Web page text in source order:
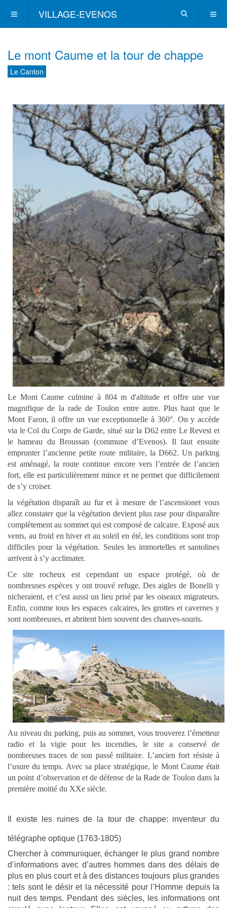
VILLAGE-EVENOS
Le mont Caume et la tour de chappe
Le Canton
Le Mont Caume culmine à 804 m d'altitude et offre une vue
magnifique de la rade de Toulon entre autre. Plus haut que le
Mont Faron, il offre un vue exceptionnelle à 360°. On y accède
via le Col du Corps de Garde, situé sur la D62 entre Le Revest et
le hameau du Broussan (commune d’Evenos). Il faut ensuite
emprunter l’ancienne petite route militaire, la D662. Un parking
est aménagé, la route continue encore vers l’entrée de l’ancien
fort, elle est particulièrement mince et ne permet que difficilement
de s’y croiser.
la végétation disparaît au fur et à mesure de l’ascensionet vous
allez constater que la végétation devient plus rase pour disparaître
complètement au sommet qui est composé de calcaire. Exposé aux
vents, au froid en hiver et au soleil en été, les conditions sont trop
difficiles pour la végétation. Seules les immortelles et santolines
arrivent à s’y acclimater.
Ce site rocheux est cependant
un espace protégé, où de
nombreuses espèces y ont trouvé refuge. Des aigles de Bonelli y
nicheraient, et c’est aussi un lieu prisé par les oiseaux migrateurs.
Enfin, comme tous les espaces calcaires, les grottes et cavernes y
sont nombreuses, et abritent bien souvent des chauves-souris.
Au niveau du parking, puis au sommet, vous trouverez l’émetteur
radio et la vigie pour les incendies, le site a conservé de
nombreuses traces de son passé militaire. L’ancien fort résiste à
l’usure du temps. Avec sa place stratégique, le Mont Caume était
un point d’observation et de défense de la Rade de Toulon dans la
première moitié du XXe siècle.
Il existe les ruines de la tour de chappe: inventeur du
télégraphe optique (1763-1805)
Chercher à communiquer, échanger le plus grand nombre
d’informations avec d’autres hommes dans des délais de
plus en plus court et à des distances toujours plus grandes
: tels sont le désir et la nécessité pour l’Homme depuis la
nuit des temps. Pendant des siècles, les informations ont